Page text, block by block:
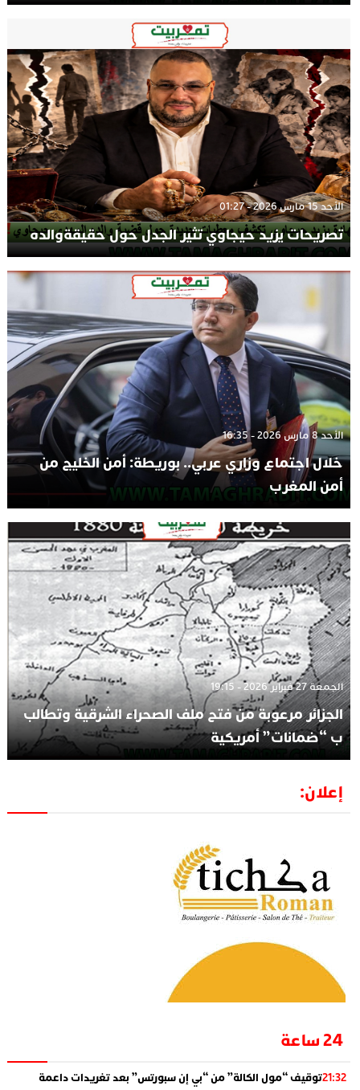
الأحد 15 مارس 2026 - 01:27
تصريحات يزيد حيجاوي تثير الجدل حول حقيقةوالده
الأحد 8 مارس 2026 - 16:35
خلال اجتماع وزاري عربي.. بوريطة: أمن الخليج من
أمن المغرب
الجمعة 27 فبراير 2026 - 19:15
الجزائر مرعوبة من فتح ملف الصحراء الشرقية وتطالب
ب “ضمانات” أمريكية
إعلان:
24 ساعة
21:32توقيف “مول الكالة” من “بي إن سبورتس” بعد تغريدات داعمة